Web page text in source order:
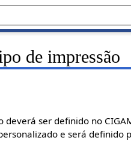
de impressão
deverá ser definido no
e será definido